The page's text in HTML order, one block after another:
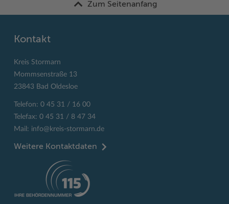
Zum Seitenanfang
Kontakt
Kreis Stormarn
Mommsenstraße 13
23843 Bad Oldesloe
Telefon: 0 45 31 / 16 00
Telefax: 0 45 31 / 8 47 34
Mail: info@kreis-stormarn.de
Weitere Kontaktdaten